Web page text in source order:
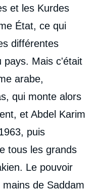
et les Kurdes
État, ce qui
différentes
pays. Mais c'était
arabe,
qui monte alors
et Abdel Karim
puis
tous les grands
Le pouvoir
de Saddam